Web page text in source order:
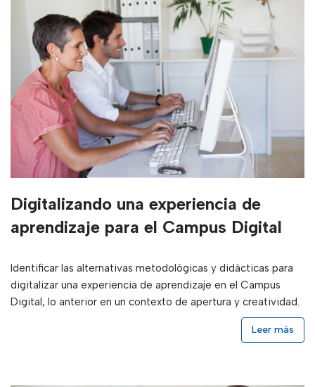
Digitalizando una experiencia de
aprendizaje para el Campus Digital
Identificar las alternativas metodológicas y didácticas para
digitalizar una experiencia de aprendizaje en el Campus
Digital, lo anterior en un contexto de apertura y creatividad.
Leer más